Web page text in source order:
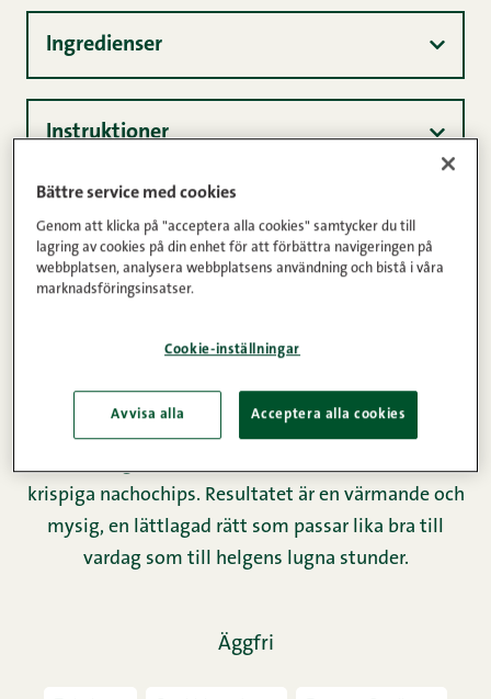
Bättre service med cookies
Genom att klicka på "acceptera alla cookies" samtycker du till
lagring av cookies på din enhet för att förbättra navigeringen på
webbplatsen, analysera webbplatsens användning och bistå i våra
marknadsföringsinsatser.
Cookie-inställningar
Avvisa alla Acceptera alla cookies